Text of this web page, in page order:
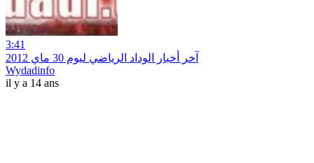
3:41
آخر أخبار الوداد الرياضي ليوم 30 ماي 2012
Wydadinfo
il y a 14 ans